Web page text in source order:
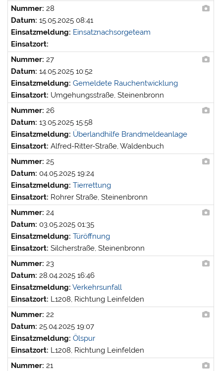
Nummer: 28
Datum: 15.05.2025 08:41
Einsatzmeldung: Einsatznachsorgeteam
Einsatzort:
Nummer: 27
Datum: 14.05.2025 10:52
Einsatzmeldung: Gemeldete Rauchentwicklung
Einsatzort: Umgehungsstraße, Steinenbronn
Nummer: 26
Datum: 13.05.2025 15:58
Einsatzmeldung: Überlandhilfe Brandmeldeanlage
Einsatzort: Alfred-Ritter-Straße, Waldenbuch
Nummer: 25
Datum: 04.05.2025 19:24
Einsatzmeldung: Tierrettung
Einsatzort: Rohrer Straße, Steinenbronn
Nummer: 24
Datum: 03.05.2025 01:35
Einsatzmeldung: Türöffnung
Einsatzort: Silcherstraße, Steinenbronn
Nummer: 23
Datum: 28.04.2025 16:46
Einsatzmeldung: Verkehrsunfall
Einsatzort: L1208, Richtung Leinfelden
Nummer: 22
Datum: 25.04.2025 19:07
Einsatzmeldung: Ölspur
Einsatzort: L1208, Richtung Leinfelden
Nummer: 21